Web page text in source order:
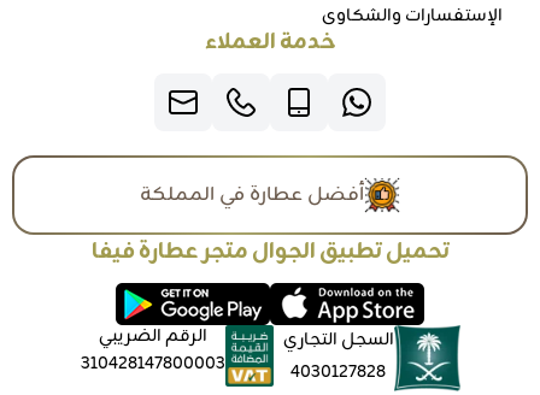
الإستفسارات والشكاوي
خدمة العملاء
أفضل عطارة في المملكة
تحميل تطبيق الجوال متجر عطارة فيفا
السجل التجاري
4030127828
الرقم الضريبي
310428147800003